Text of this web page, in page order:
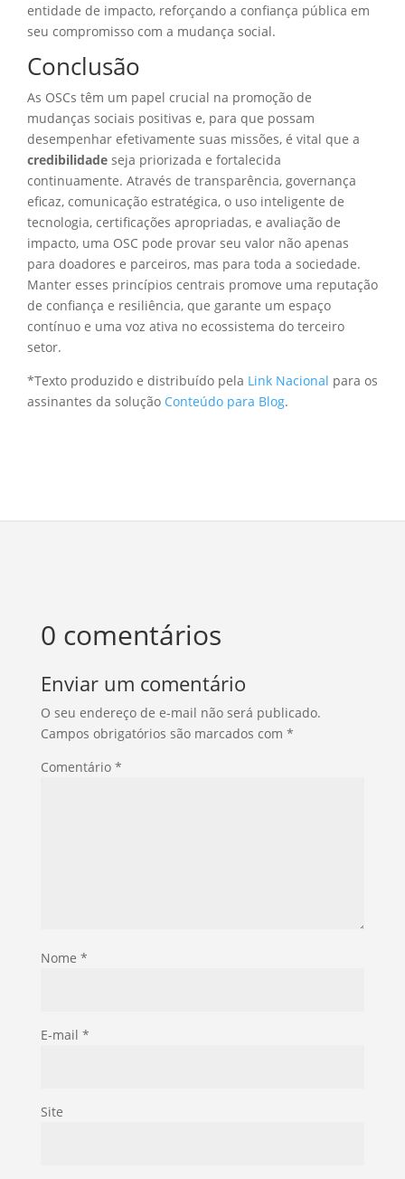
entidade de impacto, reforçando a confiança pública em
seu compromisso com a mudança social.
Conclusão
As OSCs têm um papel crucial na promoção de
mudanças sociais positivas e, para que possam
desempenhar efetivamente suas missões, é vital que a
credibilidade seja priorizada e fortalecida
continuamente. Através de transparência, governança
eficaz, comunicação estratégica, o uso inteligente de
tecnologia, certificações apropriadas, e avaliação de
impacto, uma OSC pode provar seu valor não apenas
para doadores e parceiros, mas para toda a sociedade.
Manter esses princípios centrais promove uma reputação
de confiança e resiliência, que garante um espaço
contínuo e uma voz ativa no ecossistema do terceiro
setor.
*Texto produzido e distribuído pela Link Nacional para os
assinantes da solução Conteúdo para Blog.
0 comentários
Enviar um comentário
O seu endereço de e-mail não será publicado.
Campos obrigatórios são marcados com *
Comentário *
Nome *
E-mail *
Site